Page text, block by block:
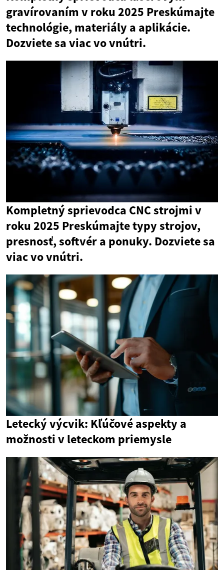
gravírovaním v roku 2025 Preskúmajte
technológie, materiály a aplikácie.
Dozviete sa viac vo vnútri.
Kompletný sprievodca CNC strojmi v
roku 2025 Preskúmajte typy strojov,
presnosť, softvér a ponuky. Dozviete sa
viac vo vnútri.
Letecký výcvik: Kľúčové aspekty a
možnosti v leteckom priemysle